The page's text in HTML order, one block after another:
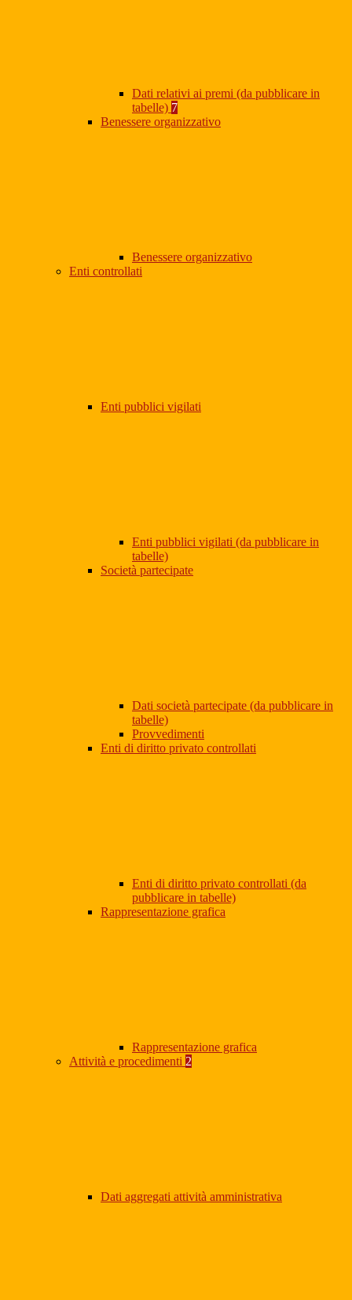
Dati relativi ai premi (da pubblicare in
tabelle) 7
Benessere organizzativo
Benessere organizzativo
Enti controllati
Enti pubblici vigilati
Enti pubblici vigilati (da pubblicare in
tabelle)
Società partecipate
Dati società partecipate (da pubblicare in
tabelle)
Provvedimenti
Enti di diritto privato controllati
Enti di diritto privato controllati (da
pubblicare in tabelle)
Rappresentazione grafica
Rappresentazione grafica
Attività e procedimenti 2
Dati aggregati attività amministrativa